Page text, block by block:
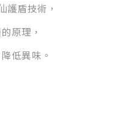
護盾技術，
原理，
低異味。